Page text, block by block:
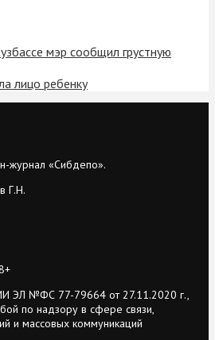
мэр сообщил грустную
лицо ребенку
журнал «Сибдепо».
Г.Н.
ЭЛ №ФС 77-79664 от 27.11.2020 г.,
по надзору в сфере связи,
и массовых коммуникаций